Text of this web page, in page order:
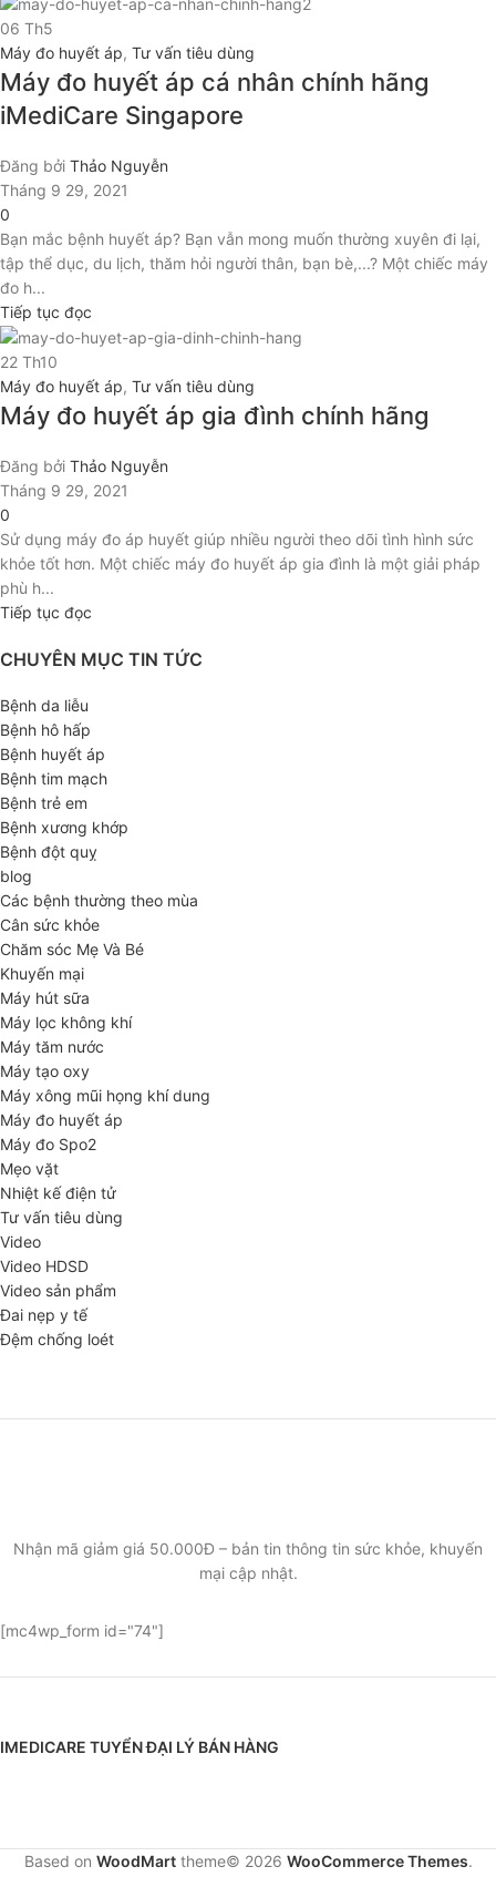
06 Th5
Máy đo huyết áp, Tư vấn tiêu dùng
Máy đo huyết áp cá nhân chính hãng
iMediCare Singapore
Đăng bởi Thảo Nguyễn
Tháng 9 29, 2021
0
Bạn mắc bệnh huyết áp? Bạn vẫn mong muốn thường xuyên đi lại,
tập thể dục, du lịch, thăm hỏi người thân, bạn bè,...? Một chiếc máy
đo h...
Tiếp tục đọc
22 Th10
Máy đo huyết áp, Tư vấn tiêu dùng
Máy đo huyết áp gia đình chính hãng
Đăng bởi Thảo Nguyễn
Tháng 9 29, 2021
0
Sử dụng máy đo áp huyết giúp nhiều người theo dõi tình hình sức
khỏe tốt hơn. Một chiếc máy đo huyết áp gia đình là một giải pháp
phù h...
Tiếp tục đọc
CHUYÊN MỤC TIN TỨC
Bệnh da liễu
Bệnh hô hấp
Bệnh huyết áp
Bệnh tim mạch
Bệnh trẻ em
Bệnh xương khớp
Bệnh đột quỵ
blog
Các bệnh thường theo mùa
Cân sức khỏe
Chăm sóc Mẹ Và Bé
Khuyến mại
Máy hút sữa
Máy lọc không khí
Máy tăm nước
Máy tạo oxy
Máy xông mũi họng khí dung
Máy đo huyết áp
Máy đo Spo2
Mẹo vặt
Nhiệt kế điện tử
Tư vấn tiêu dùng
Video
Video HDSD
Video sản phẩm
Đai nẹp y tế
Đệm chống loét
Nhận mã giảm giá 50.000Đ – bản tin thông tin sức khỏe, khuyến
mại cập nhật.
[mc4wp_form id="74"]
IMEDICARE TUYỂN ĐẠI LÝ BÁN HÀNG
Based on WoodMarttheme© 2026 WooCommerce Themes.